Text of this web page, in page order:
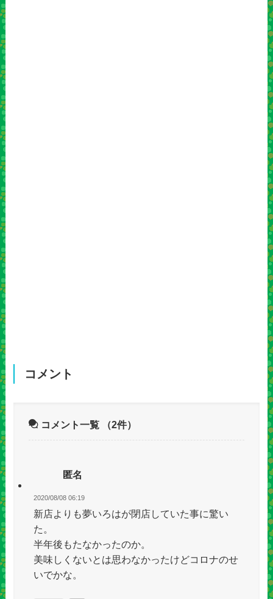
コメント
コメント一覧 （2件）
匿名
2020/08/08 06:19
新店よりも夢いろはが閉店していた事に驚い
た。
半年後もたなかったのか。
美味しくないとは思わなかったけどコロナのせ
いでかな。